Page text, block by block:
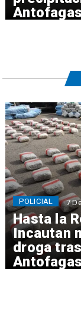
Hasta la
Incautan
droga
POLICIAL 7